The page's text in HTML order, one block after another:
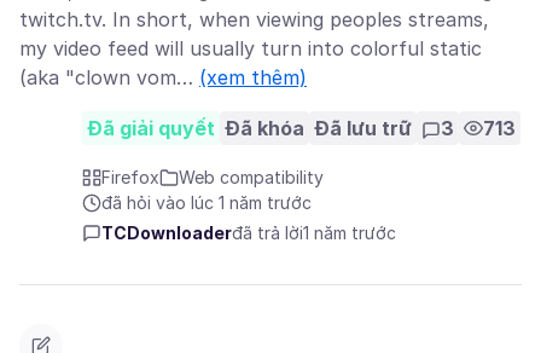
twitch.tv. In short, when viewing peoples streams,
my video feed will usually turn into colorful static
(aka "clown vom… (xem thêm)
Đã giải quyết Đã khóa Đã lưu trữ 3 713
Firefox
Web compatibility
đã hỏi vào lúc 1 năm trước
TCDownloaderđã trả lời1 năm trước